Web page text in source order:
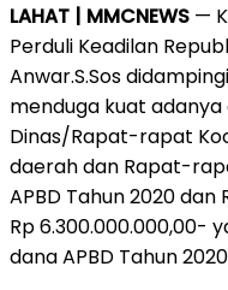
LAHAT | MMCNEWS —
Perduli Keadilan
Anwar.S.Sos
menduga kuat
Dinas/Rapat-rapat
daerah dan Rapat-
APBD Tahun 2020
Rp 6.300.000.000,00-
dana APBD Tahun